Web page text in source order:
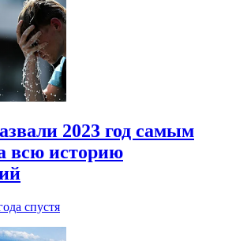
2023 год самым
всю историю
спустя